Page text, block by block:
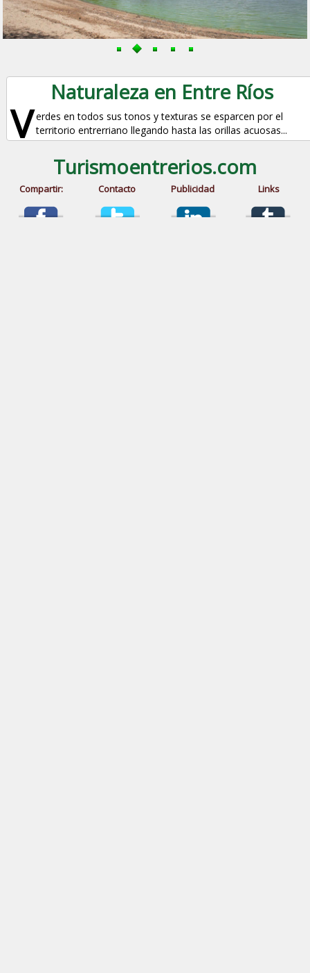
Naturaleza en Entre Ríos
V erdes en todos sus tonos y texturas se esparcen por el
territorio entrerriano llegando hasta las orillas acuosas...
Turismoentrerios.com
Compartir: Contacto Publicidad Links